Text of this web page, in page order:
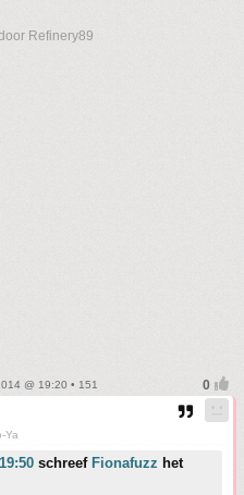
Refinery89
@ 19:20 • 151
Ya
schreef Fionafuzz het